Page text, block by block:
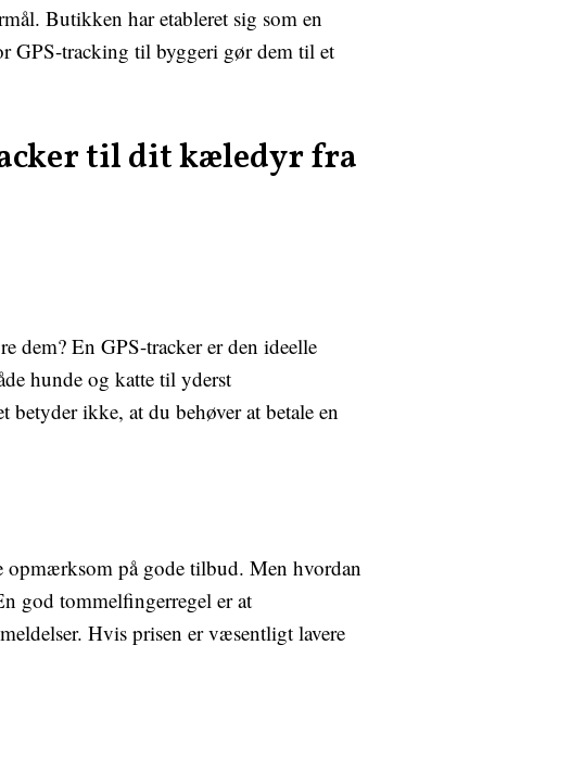
Butikken har etableret sig som en
GPS-tracking til byggeri gør dem til et
til dit kæledyr fra
dem? En GPS-tracker er den ideelle
hunde og katte til yderst
ikke, at du behøver at betale en
opmærksom på gode tilbud. Men hvordan
god tommelfingerregel er at
Hvis prisen er væsentligt lavere